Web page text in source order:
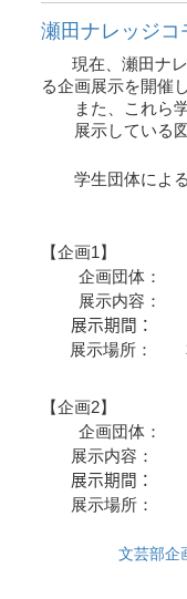
瀬田ナレッジコ
現在、瀬田ナ
る企画展示を開催
また、これら学
展示している図
学生団体による
【企画1】
企画団体：
展示内容： 大
展示期間：
展示場所：
【企画2】
企画団体： 龍
展示内容：
展示期間：
展示場所：
文芸部企